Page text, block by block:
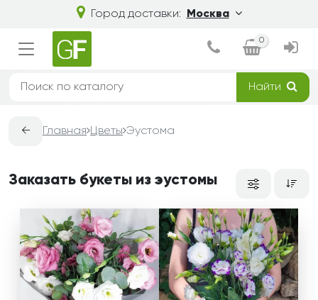
Город доставки: Москва
0
Найти
← Главная Цветы Эустома
Заказать букеты из эустомы